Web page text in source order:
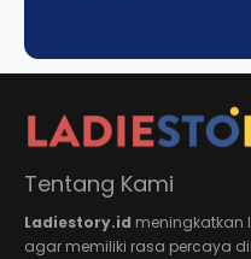
Tentang Kami
Ladiestory.id meningkatkan
agar memiliki rasa percaya